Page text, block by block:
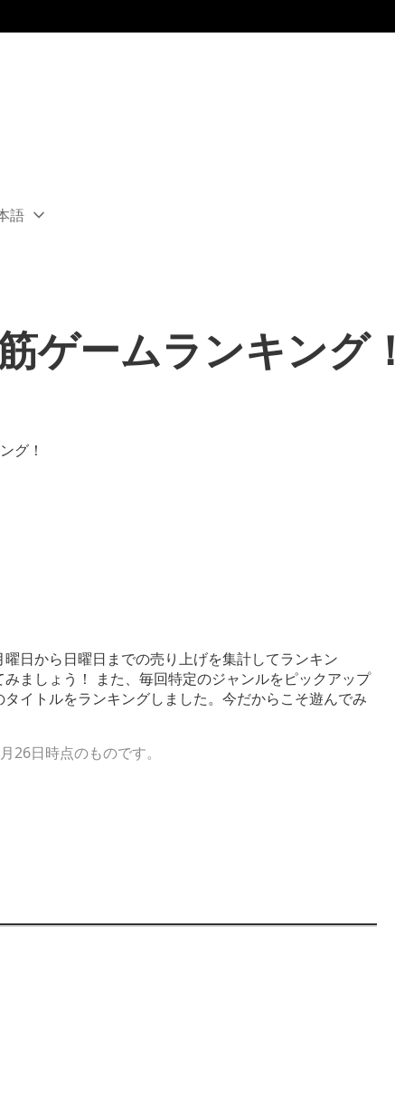
語
ゲームランキング！
日から日曜日までの売り上げを集計してランキン
ましょう！ また、毎回特定のジャンルをピックアップ
イトルをランキングしました。今だからこそ遊んでみ
日時点のものです。